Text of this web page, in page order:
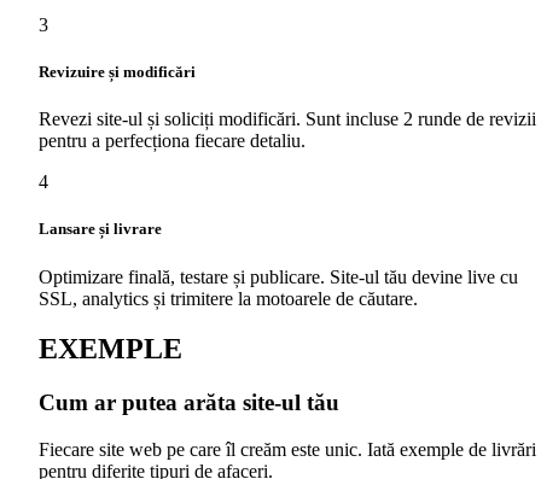
3
Revizuire și modificări
Revezi site-ul și soliciți modificări. Sunt incluse 2 runde de revizii
pentru a perfecționa fiecare detaliu.
4
Lansare și livrare
Optimizare finală, testare și publicare. Site-ul tău devine live cu
SSL, analytics și trimitere la motoarele de căutare.
EXEMPLE
Cum ar putea arăta site-ul tău
Fiecare site web pe care îl creăm este unic. Iată exemple de livrări
pentru diferite tipuri de afaceri.